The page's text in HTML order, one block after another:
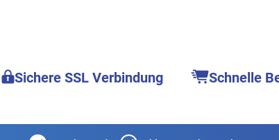
Sichere SSL Verbindung Schnelle